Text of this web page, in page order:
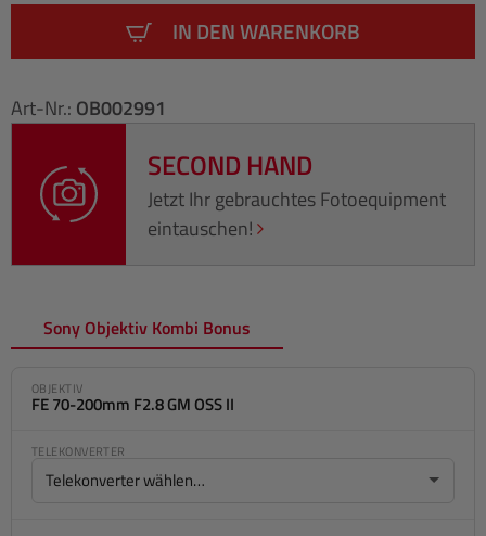
IN DEN WARENKORB
Art-Nr.: OB002991
SECOND HAND
Jetzt Ihr gebrauchtes Fotoequipment
eintauschen!
Sony Objektiv Kombi Bonus
OBJEKTIV
FE 70-200mm F2.8 GM OSS II
TELEKONVERTER